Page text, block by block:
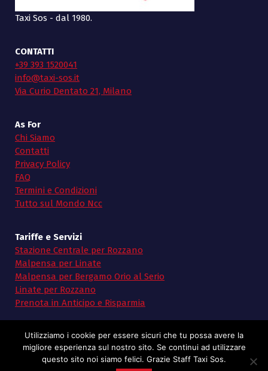
Taxi Sos - dal 1980.
CONTATTI
+39 393 1520041
info@taxi-sos.it
Via Curio Dentato 21, Milano
As For
Chi Siamo
Contatti
Privacy Policy
FAQ
Termini e Condizioni
Tutto sul Mondo Ncc
Tariffe e Servizi
Stazione Centrale per Rozzano
Malpensa per Linate
Malpensa per Bergamo Orio al Serio
Linate per Rozzano
Prenota in Anticipo e Risparmia
Utilizziamo i cookie per essere sicuri che tu possa avere la
migliore esperienza sul nostro sito. Se continui ad utilizzare
questo sito noi siamo felici. Grazie Staff Taxi Sos.